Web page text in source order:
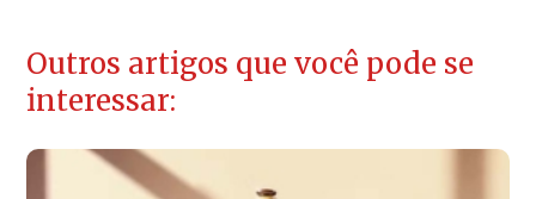
Outros artigos que você pode se
interessar: